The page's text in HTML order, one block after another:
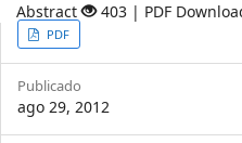
Abstract 403 | PDF
Article
Sidebar
PDF
Publicado
ago 29, 2012